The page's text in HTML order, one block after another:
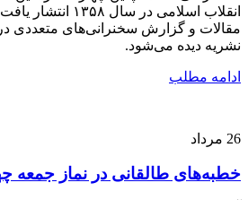
انقلاب اسلامی در
مقالات و گزارش سخنرانی‌های متعددی در
نشریه دیده می‌شود.
ادامه مطلب
26 مرداد
خطبه‌های طالقانی در نماز جمعه